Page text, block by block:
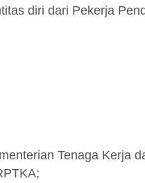
diri dari Pekerja
Tenaga Kerja